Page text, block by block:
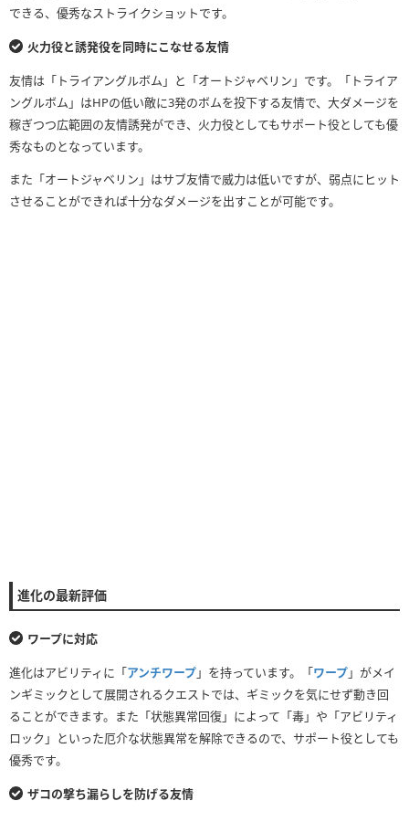
できる、優秀なストライクショットです。
火力役と誘発役を同時にこなせる友情
友情は「トライアングルボム」と「オートジャベリン」です。「トライア
ングルボム」はHPの低い敵に3発のボムを投下する友情で、大ダメージを
稼ぎつつ広範囲の友情誘発ができ、火力役としてもサポート役としても優
秀なものとなっています。
また「オートジャベリン」はサブ友情で威力は低いですが、弱点にヒット
させることができれば十分なダメージを出すことが可能です。
進化の最新評価
ワープに対応
進化はアビリティに「アンチワープ」を持っています。「ワープ」がメイ
ンギミックとして展開されるクエストでは、ギミックを気にせず動き回
ることができます。また「状態異常回復」によって「毒」や「アビリティ
ロック」といった厄介な状態異常を解除できるので、サポート役としても
優秀です。
ザコの撃ち漏らしを防げる友情